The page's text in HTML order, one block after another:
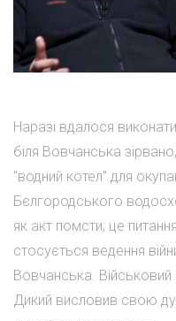
Наразі вдалося
біля Вовчанська
"водний котел" для
Бєлгородського
як акт помсти; це
стосується ведення
Вовчанська.
Дикий висловив свою